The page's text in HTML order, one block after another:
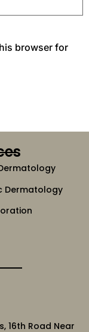
browser for
Dermatology
16th Road Near